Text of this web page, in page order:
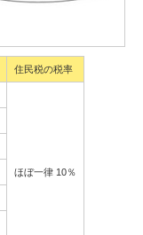
住民税の税率
ほぼ一律 10％